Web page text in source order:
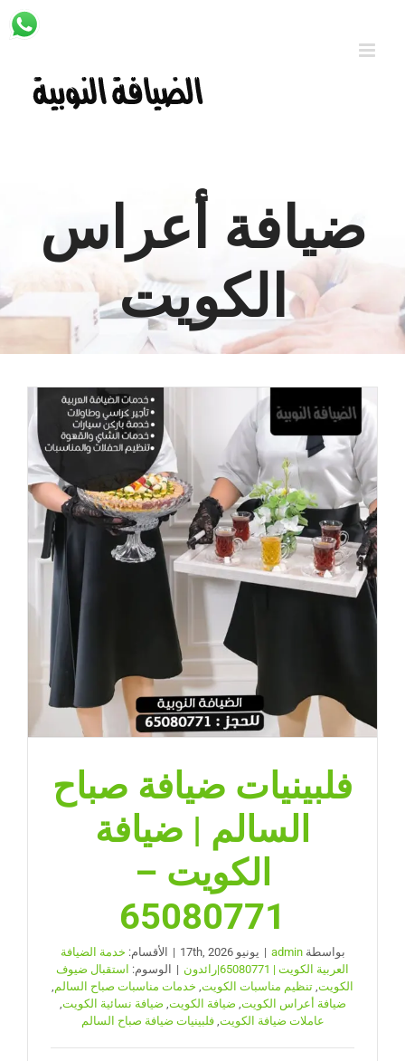
ضيافة أعراس
الكويت
فلبينيات ضيافة صباح
السالم | ضيافة
الكويت –
65080771
بواسطةadmin
| يونيو 17th, 2026 | الأقسام: خدمة الضيافة
العربية الكويت | 65080771|رائدون
| الوسوم: استقبال ضيوف
الكويت تنظيم مناسبات الكويت خدمات مناسبات صباح السالم
ضيافة أعراس الكويت ضيافة الكويت ضيافة نسائية الكويت
عاملات ضيافة الكويت ,فلبينيات ضيافة صباح السالم